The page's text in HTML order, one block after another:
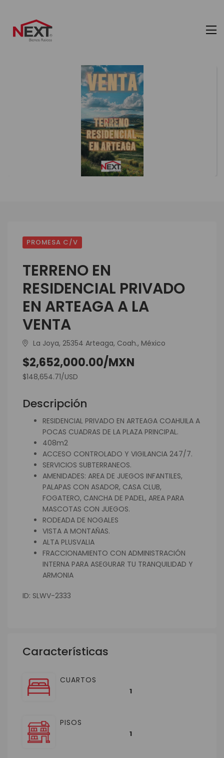
PROMESA C/V
TERRENO EN
RESIDENCIAL PRIVADO
EN ARTEAGA A LA
VENTA
La Joya, 25354 Arteaga, Coah., México
$2,652,000.00/MXN
$148,654.71/USD
Descripción
RESIDENCIAL PRIVADO EN ARTEAGA COAHUILA A
POCAS CUADRAS DE LA PLAZA PRINCIPAL.
408m2
ACCESO CONTROLADO Y VIGILANCIA 247/7.
SERVICIOS SUBTERRANEOS.
AMENIDADES: AREA DE JUEGOS INFANTILES,
PALAPAS CON ASADOR, CASA CLUB,
FOGATERO, CANCHA DE PADEL, AREA PARA
MASCOTAS CON JUEGOS.
RODEADA DE NOGALES
VISTA A MONTAÑAS.
ALTA PLUSVALIA
FRACCIONAMIENTO CON ADMINISTRACIÓN
INTERNA PARA ASEGURAR TU TRANQUILIDAD Y
ARMONIA
ID: SLWV-2333
Características
CUARTOS
1
PISOS
1